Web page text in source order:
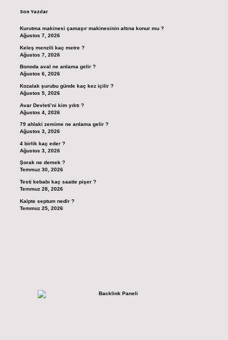
Son Yazılar
Kurutma makinesi çamaşır makinesinin altına konur mu ?
Ağustos 7, 2026
Keleş menzili kaç metre ?
Ağustos 7, 2026
Bonoda aval ne anlama gelir ?
Ağustos 6, 2026
Kozalak şurubu günde kaç kez içilir ?
Ağustos 5, 2026
Avar Devleti’ni kim yıktı ?
Ağustos 4, 2026
79 ahlaki zemime ne anlama gelir ?
Ağustos 3, 2026
4 birlik kaç eder ?
Ağustos 3, 2026
Şorak ne demek ?
Temmuz 30, 2026
Testi kebabı kaç saatte pişer ?
Temmuz 28, 2026
Kalpte septum nedir ?
Temmuz 25, 2026